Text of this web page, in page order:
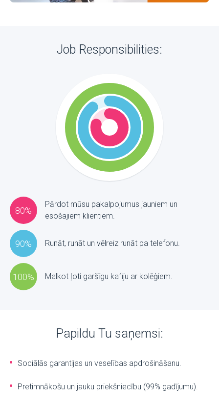
Job Responsibilities:
80%
Pārdot mūsu pakalpojumus jauniem un
esošajiem klientiem.
90% Runāt, runāt un vēlreiz runāt pa telefonu.
100% Malkot ļoti garšīgu kafiju ar kolēģiem.
Papildu Tu saņemsi:
Sociālās garantijas un veselības apdrošināšanu.
Pretimnākošu un jauku priekšniecību (99% gadījumu).